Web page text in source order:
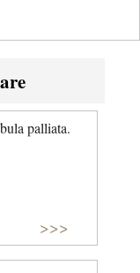
palliata.
>>>